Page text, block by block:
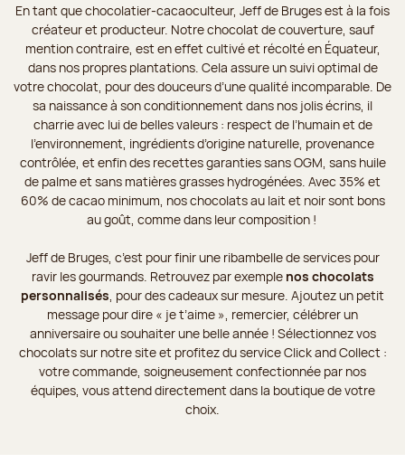
En tant que chocolatier-cacaoculteur, Jeff de Bruges est à la fois
créateur et producteur. Notre chocolat de couverture, sauf
mention contraire, est en effet cultivé et récolté en Équateur,
dans nos propres plantations. Cela assure un suivi optimal de
votre chocolat, pour des douceurs d’une qualité incomparable. De
sa naissance à son conditionnement dans nos jolis écrins, il
charrie avec lui de belles valeurs : respect de l’humain et de
l’environnement, ingrédients d’origine naturelle, provenance
contrôlée, et enfin des recettes garanties sans OGM, sans huile
de palme et sans matières grasses hydrogénées. Avec 35% et
60% de cacao minimum, nos chocolats au lait et noir sont bons
au goût, comme dans leur composition !
Jeff de Bruges, c’est pour finir une ribambelle de services pour
ravir les gourmands. Retrouvez par exemple nos chocolats
personnalisés, pour des cadeaux sur mesure. Ajoutez un petit
message pour dire « je t’aime », remercier, célébrer un
anniversaire ou souhaiter une belle année ! Sélectionnez vos
chocolats sur notre site et profitez du service Click and Collect :
votre commande, soigneusement confectionnée par nos
équipes, vous attend directement dans la boutique de votre
choix.